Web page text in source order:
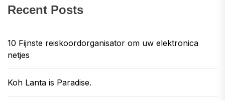
Recent Posts
10 Fijnste reiskoordorganisator om uw elektronica
netjes
Koh Lanta is Paradise.